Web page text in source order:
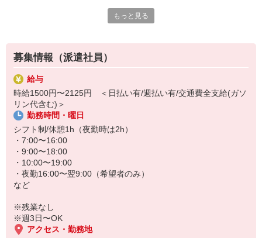
・食事や入浴などの介助
・外出の付き添い
・健康状態のチェック
など
お手伝いが中心なので無資格・未経験の方も大歓迎！すぐに慣れて
活躍できます◎
まずはお気軽にご応募ください♪
≪日収例≫※初任者研修修了者の場合
時給1500円×実働8h＝1万2000円
もっと見る
募集情報（派遣社員）
給与
時給1500円〜2125円 ＜日払い有/週払い有/交通費全支給(ガソ
リン代含む)＞
勤務時間・曜日
シフト制/休憩1h（夜勤時は2h）
・7:00〜16:00
・9:00〜18:00
・10:00〜19:00
・夜勤16:00〜翌9:00（希望者のみ）
など
※残業なし
※週3日〜OK
アクセス・勤務地